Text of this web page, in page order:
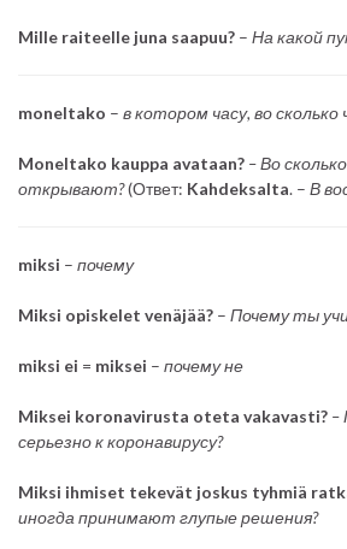
Mille raiteelle juna saapuu? – На какой
moneltako – в котором часу, во сколько
Moneltako kauppa avataan? – Во
открывают?(Ответ: Kahdeksalta. – В
miksi – почему
Miksi opiskelet venäjää? – Почему ты
miksi ei = miksei – почему не
Miksei koronavirusta oteta vakavasti? –
серьезно к коронавирусу?
Miksi ihmiset tekevät joskus tyhmiä
иногда принимают глупые решения?